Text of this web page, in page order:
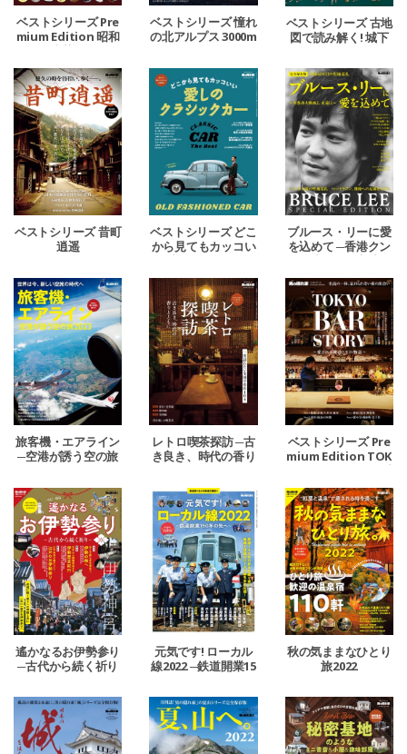
ベストシリーズ Pre
mium Edition 昭和
ベストシリーズ 憧れ
の北アルプス 3000m
ベストシリーズ 古地
図で読み解く! 城下
ベストシリーズ 昔町
逍遥
ベストシリーズ どこ
から見てもカッコい
カー
ブルース・リーに愛
を込めて ─香港クン
─
旅客機・エアライン
─空港が誘う空の旅
レトロ喫茶探訪 ─古
き良き、時代の香り
ベストシリーズ Pre
mium Edition TOK
YO BAR STORY ─愛
される理由とその物
語─
遙かなるお伊勢参り
─古代から続く祈り
元気です! ローカル
線2022 ─鉄道開業15
秋の気ままなひとり
旅2022